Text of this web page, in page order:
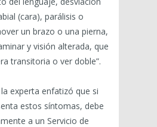
(cara), parálisis o
un brazo o una pierna,
y visión alterada, que
transitoria o ver doble”.
experta enfatizó que si
estos síntomas, debe
a un Servicio de